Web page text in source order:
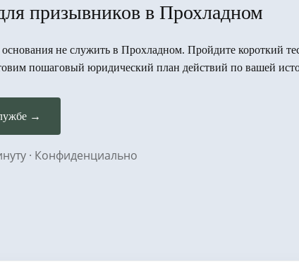
призывников в Прохладном
основания не служить в Прохладном. Пройдите короткий
пошаговый юридический план действий по вашей
→
· Конфиденциально